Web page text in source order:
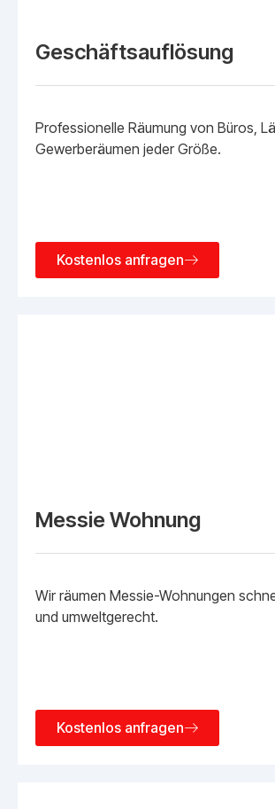
Geschäftsauflösung
Professionelle Räumung von Büros,
Gewerberäumen jeder Größe.
Kostenlos anfragen
Messie Wohnung
Wir räumen Messie-Wohnungen
und umweltgerecht.
Kostenlos anfragen